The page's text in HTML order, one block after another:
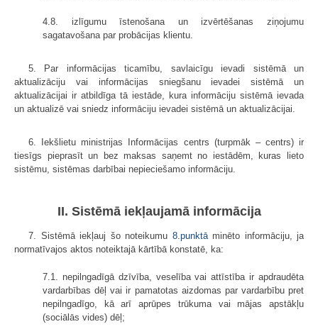
4.8. izlīgumu īstenošana un izvērtēšanas ziņojumu
sagatavošana par probācijas klientu.
5. Par informācijas ticamību, savlaicīgu ievadi sistēmā un
aktualizāciju vai informācijas sniegšanu ievadei sistēmā un
aktualizācijai ir atbildīga tā iestāde, kura informāciju sistēmā ievada
un aktualizē vai sniedz informāciju ievadei sistēmā un aktualizācijai.
6. Iekšlietu ministrijas Informācijas centrs (turpmāk – centrs) ir
tiesīgs pieprasīt un bez maksas saņemt no iestādēm, kuras lieto
sistēmu, sistēmas darbībai nepieciešamo informāciju.
II. Sistēmā iekļaujamā informācija
7. Sistēmā iekļauj šo noteikumu 8.punktāminēto informāciju, ja
normatīvajos aktos noteiktajā kārtībā konstatē, ka:
7.1. nepilngadīgā dzīvība, veselība vai attīstība ir apdraudēta
vardarbības dēļ vai ir pamatotas aizdomas par vardarbību pret
nepilngadīgo, kā arī aprūpes trūkuma vai mājas apstākļu
(sociālās vides) dēļ;